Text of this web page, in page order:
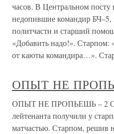
часов. В Центральном посту
недопившие командир БЧ–5,
политчасти и старший
«Добавить надо!».
от каюты командира…».
ОПЫТ НЕ
ОПЫТ НЕ ПРОПЬЕШЬ – 2
лейтенанта получили у
матчастью. Старпом, решив